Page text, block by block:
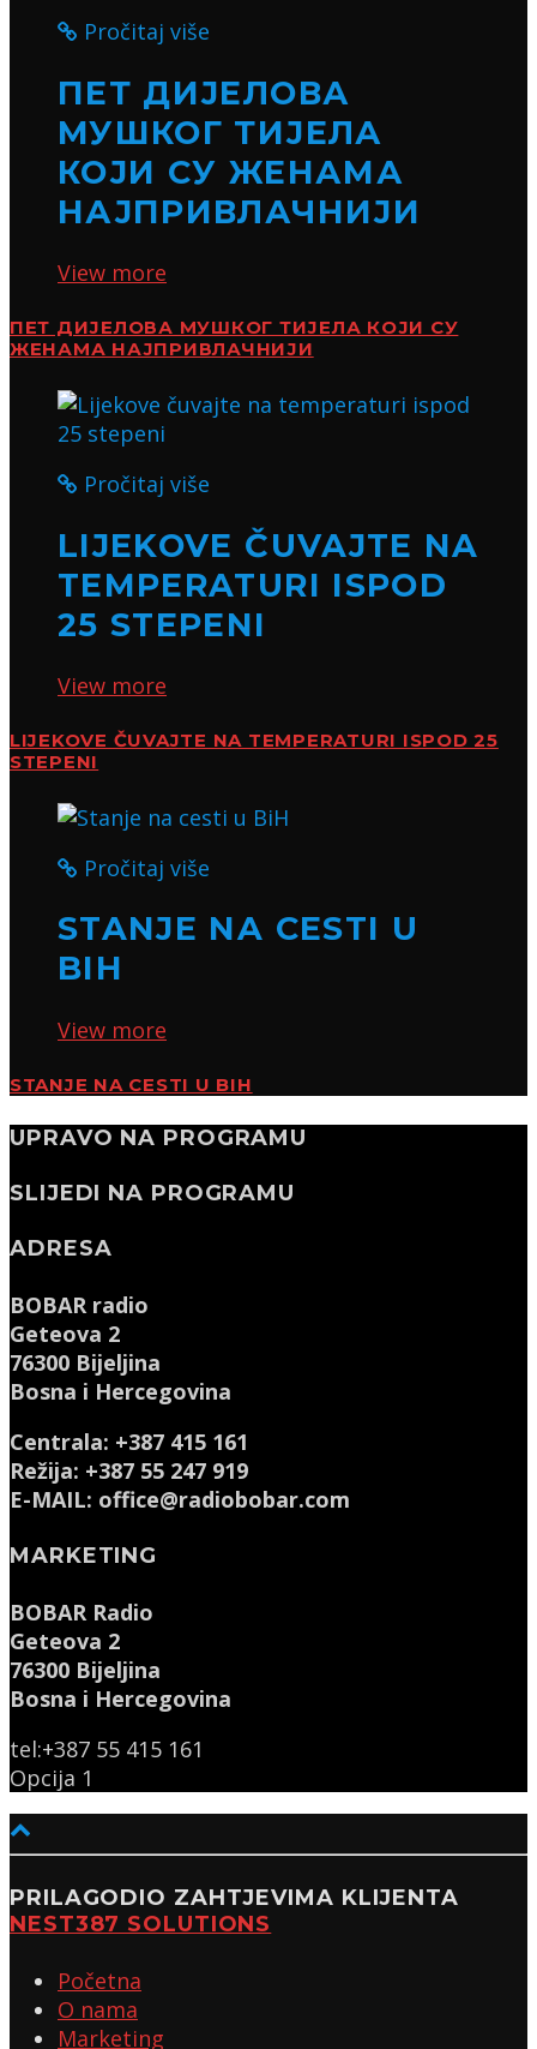
Pročitaj više
ПЕТ ДИЈЕЛОВА
МУШКОГ ТИЈЕЛА
КОЈИ СУ ЖЕНАМА
НАЈПРИВЛАЧНИЈИ
View more
ПЕТ ДИЈЕЛОВА МУШКОГ ТИЈЕЛА КОЈИ СУ
ЖЕНАМА НАЈПРИВЛАЧНИЈИ
Pročitaj više
LIJEKOVE ČUVAJTE NA
TEMPERATURI ISPOD
25 STEPENI
View more
LIJEKOVE ČUVAJTE NA TEMPERATURI ISPOD 25
STEPENI
Pročitaj više
STANJE NA CESTI U
BIH
View more
STANJE NA CESTI U BIH
UPRAVO NA PROGRAMU
SLIJEDI NA PROGRAMU
ADRESA
BOBAR radio
Geteova 2
76300 Bijeljina
Bosna i Hercegovina
Centrala: +387 415 161
Režija: +387 55 247 919
E-MAIL: office@radiobobar.com
MARKETING
BOBAR Radio
Geteova 2
76300 Bijeljina
Bosna i Hercegovina
tel:+387 55 415 161
Opcija 1
PRILAGODIO ZAHTJEVIMA KLIJENTA
NEST387 SOLUTIONS
Početna
O nama
Marketing